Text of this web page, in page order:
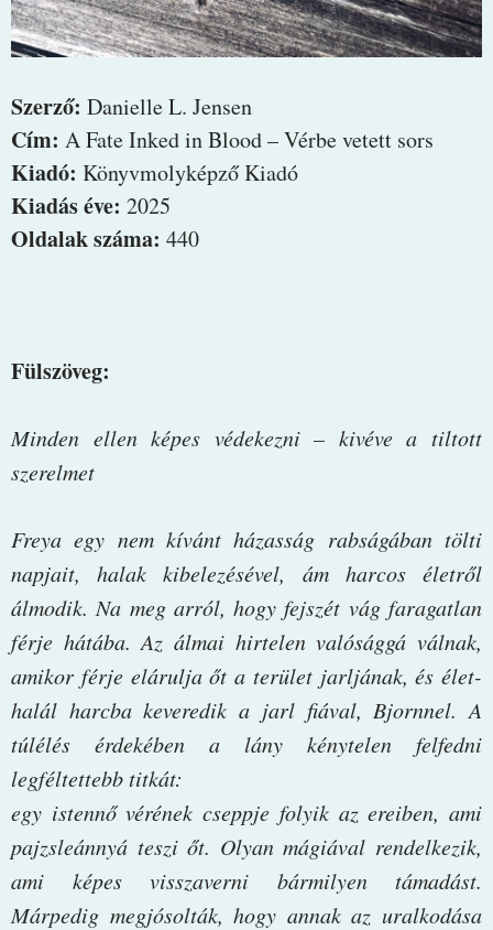
Szerző: Danielle L. Jensen
Cím: A Fate Inked in Blood – Vérbe vetett sors
Kiadó: Könyvmolyképző Kiadó
Kiadás éve: 2025
Oldalak száma: 440
Fülszöveg:
Minden ellen képes védekezni – kivéve a tiltott
szerelmet
Freya egy nem kívánt házasság rabságában tölti
napjait, halak kibelezésével, ám harcos életről
álmodik. Na meg arról, hogy fejszét vág faragatlan
férje hátába. Az álmai hirtelen valósággá válnak,
amikor férje elárulja őt a terület jarljának, és élet-
halál harcba keveredik a jarl fiával, Bjornnel. A
túlélés érdekében a lány kénytelen felfedni
legféltettebb titkát:
egy istennő vérének cseppje folyik az ereiben, ami
pajzsleánnyá teszi őt. Olyan mágiával rendelkezik,
ami képes visszaverni bármilyen támadást.
Márpedig megjósolták, hogy annak az uralkodása